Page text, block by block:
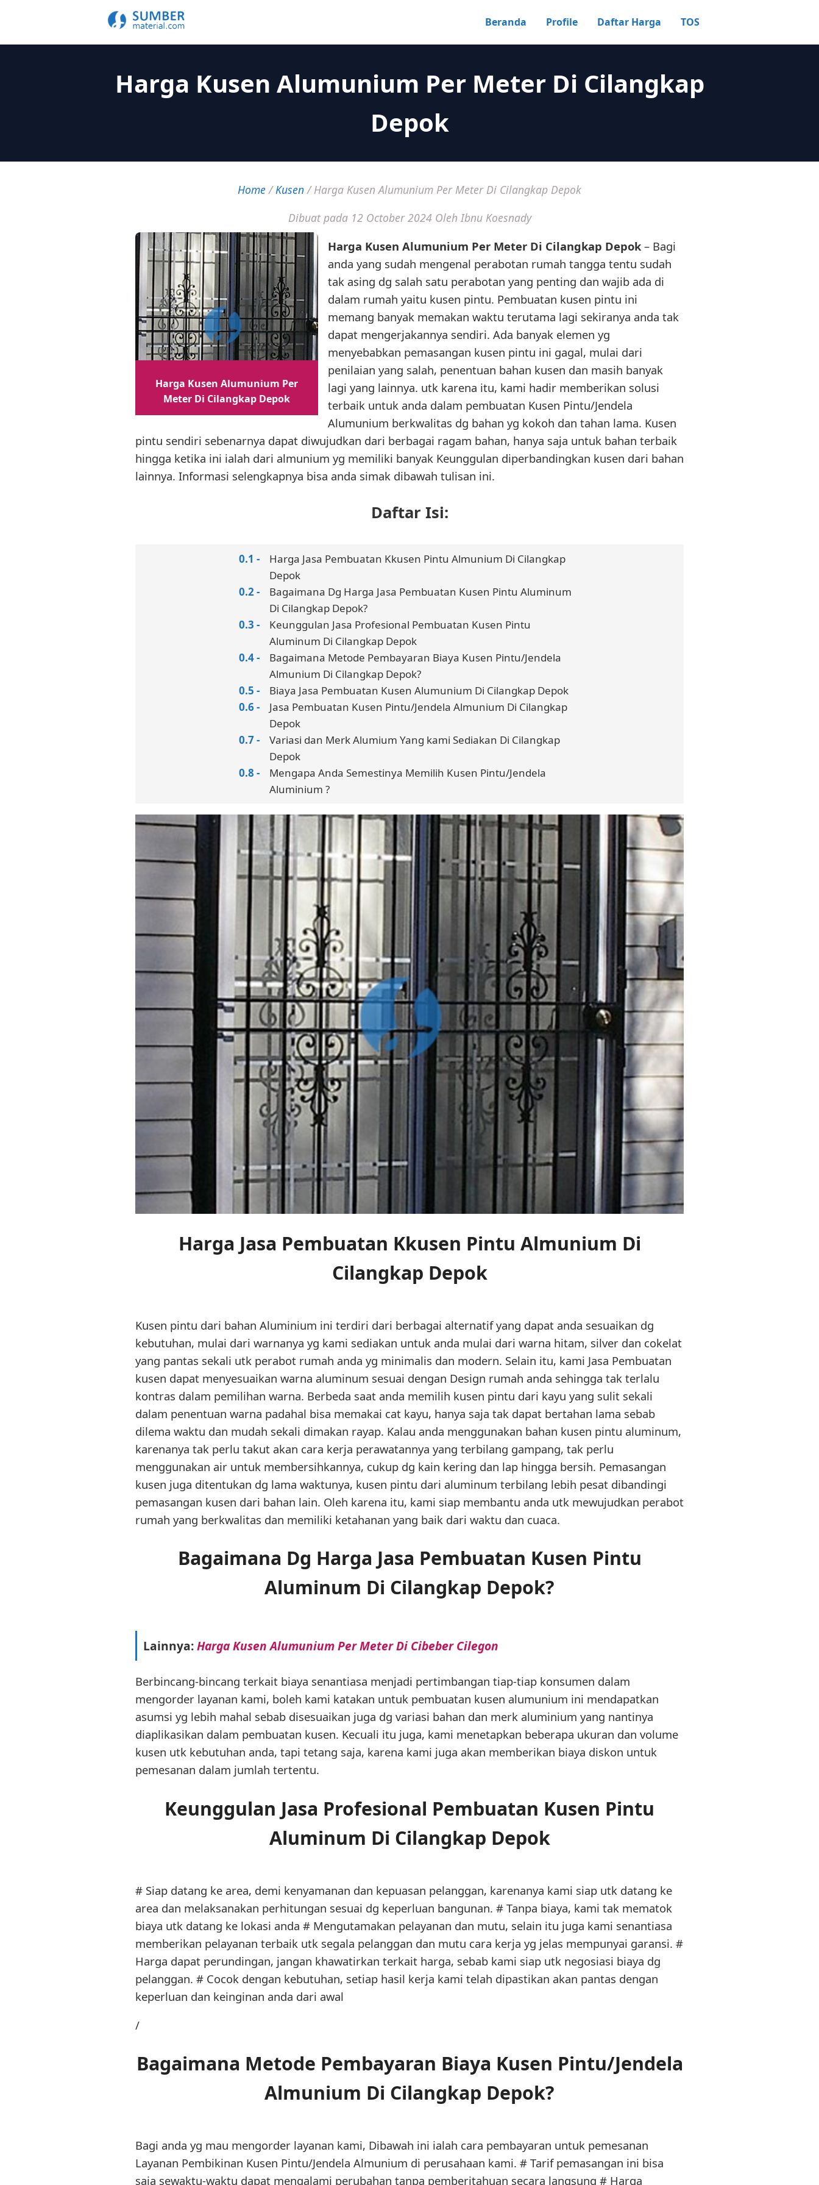
Beranda Profile Daftar Harga TOS
Harga Kusen Alumunium Per Meter Di Cilangkap
Depok
Home/Kusen/Harga Kusen Alumunium Per Meter Di Cilangkap Depok
Dibuat pada 12 October 2024 Oleh Ibnu Koesnady
Harga Kusen Alumunium Per
Meter Di Cilangkap Depok
Harga Kusen Alumunium Per Meter Di Cilangkap Depok – Bagi
anda yang sudah mengenal perabotan rumah tangga tentu sudah
tak asing dg salah satu perabotan yang penting dan wajib ada di
dalam rumah yaitu kusen pintu. Pembuatan kusen pintu ini
memang banyak memakan waktu terutama lagi sekiranya anda tak
dapat mengerjakannya sendiri. Ada banyak elemen yg
menyebabkan pemasangan kusen pintu ini gagal, mulai dari
penilaian yang salah, penentuan bahan kusen dan masih banyak
lagi yang lainnya. utk karena itu, kami hadir memberikan solusi
terbaik untuk anda dalam pembuatan Kusen Pintu/Jendela
Alumunium berkwalitas dg bahan yg kokoh dan tahan lama. Kusen
pintu sendiri sebenarnya dapat diwujudkan dari berbagai ragam bahan, hanya saja untuk bahan terbaik
hingga ketika ini ialah dari almunium yg memiliki banyak Keunggulan diperbandingkan kusen dari bahan
lainnya. Informasi selengkapnya bisa anda simak dibawah tulisan ini.
Daftar Isi:
Harga Jasa Pembuatan Kkusen Pintu Almunium Di Cilangkap
Depok
Bagaimana Dg Harga Jasa Pembuatan Kusen Pintu Aluminum
Di Cilangkap Depok?
Keunggulan Jasa Profesional Pembuatan Kusen Pintu
Aluminum Di Cilangkap Depok
Bagaimana Metode Pembayaran Biaya Kusen Pintu/Jendela
Almunium Di Cilangkap Depok?
Biaya Jasa Pembuatan Kusen Alumunium Di Cilangkap Depok
Jasa Pembuatan Kusen Pintu/Jendela Almunium Di Cilangkap
Depok
Variasi dan Merk Alumium Yang kami Sediakan Di Cilangkap
Depok
Mengapa Anda Semestinya Memilih Kusen Pintu/Jendela
Aluminium ?
Harga Jasa Pembuatan Kkusen Pintu Almunium Di
Cilangkap Depok
Kusen pintu dari bahan Aluminium ini terdiri dari berbagai alternatif yang dapat anda sesuaikan dg
kebutuhan, mulai dari warnanya yg kami sediakan untuk anda mulai dari warna hitam, silver dan cokelat
yang pantas sekali utk perabot rumah anda yg minimalis dan modern. Selain itu, kami Jasa Pembuatan
kusen dapat menyesuaikan warna aluminum sesuai dengan Design rumah anda sehingga tak terlalu
kontras dalam pemilihan warna. Berbeda saat anda memilih kusen pintu dari kayu yang sulit sekali
dalam penentuan warna padahal bisa memakai cat kayu, hanya saja tak dapat bertahan lama sebab
dilema waktu dan mudah sekali dimakan rayap. Kalau anda menggunakan bahan kusen pintu aluminum,
karenanya tak perlu takut akan cara kerja perawatannya yang terbilang gampang, tak perlu
menggunakan air untuk membersihkannya, cukup dg kain kering dan lap hingga bersih. Pemasangan
kusen juga ditentukan dg lama waktunya, kusen pintu dari aluminum terbilang lebih pesat dibandingi
pemasangan kusen dari bahan lain. Oleh karena itu, kami siap membantu anda utk mewujudkan perabot
rumah yang berkwalitas dan memiliki ketahanan yang baik dari waktu dan cuaca.
Bagaimana Dg Harga Jasa Pembuatan Kusen Pintu
Aluminum Di Cilangkap Depok?
Lainnya:Harga Kusen Alumunium Per Meter Di Cibeber Cilegon
Berbincang-bincang terkait biaya senantiasa menjadi pertimbangan tiap-tiap konsumen dalam
mengorder layanan kami, boleh kami katakan untuk pembuatan kusen alumunium ini mendapatkan
asumsi yg lebih mahal sebab disesuaikan juga dg variasi bahan dan merk aluminium yang nantinya
diaplikasikan dalam pembuatan kusen. Kecuali itu juga, kami menetapkan beberapa ukuran dan volume
kusen utk kebutuhan anda, tapi tetang saja, karena kami juga akan memberikan biaya diskon untuk
pemesanan dalam jumlah tertentu.
Keunggulan Jasa Profesional Pembuatan Kusen Pintu
Aluminum Di Cilangkap Depok
# Siap datang ke area, demi kenyamanan dan kepuasan pelanggan, karenanya kami siap utk datang ke
area dan melaksanakan perhitungan sesuai dg keperluan bangunan. # Tanpa biaya, kami tak mematok
biaya utk datang ke lokasi anda # Mengutamakan pelayanan dan mutu, selain itu juga kami senantiasa
memberikan pelayanan terbaik utk segala pelanggan dan mutu cara kerja yg jelas mempunyai garansi. #
Harga dapat perundingan, jangan khawatirkan terkait harga, sebab kami siap utk negosiasi biaya dg
pelanggan. # Cocok dengan kebutuhan, setiap hasil kerja kami telah dipastikan akan pantas dengan
keperluan dan keinginan anda dari awal
/
Bagaimana Metode Pembayaran Biaya Kusen Pintu/Jendela
Almunium Di Cilangkap Depok?
Bagi anda yg mau mengorder layanan kami, Dibawah ini ialah cara pembayaran untuk pemesanan
Layanan Pembikinan Kusen Pintu/Jendela Almunium di perusahaan kami. # Tarif pemasangan ini bisa
saja sewaktu-waktu dapat mengalami perubahan tanpa pemberitahuan secara langsung # Harga